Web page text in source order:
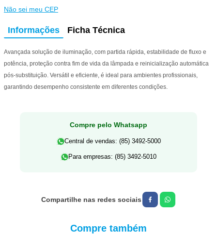
Não sei meu CEP
Informações Ficha Técnica
Avançada solução de iluminação, com partida rápida, estabilidade de fluxo e
potência, proteção contra fim de vida da lâmpada e reinicialização automática
pós-substituição. Versátil e eficiente, é ideal para ambientes profissionais,
garantindo desempenho consistente em diferentes condições.
Compre pelo Whatsapp
Central de vendas: (85) 3492-5000
Para empresas: (85) 3492-5010
Compre também